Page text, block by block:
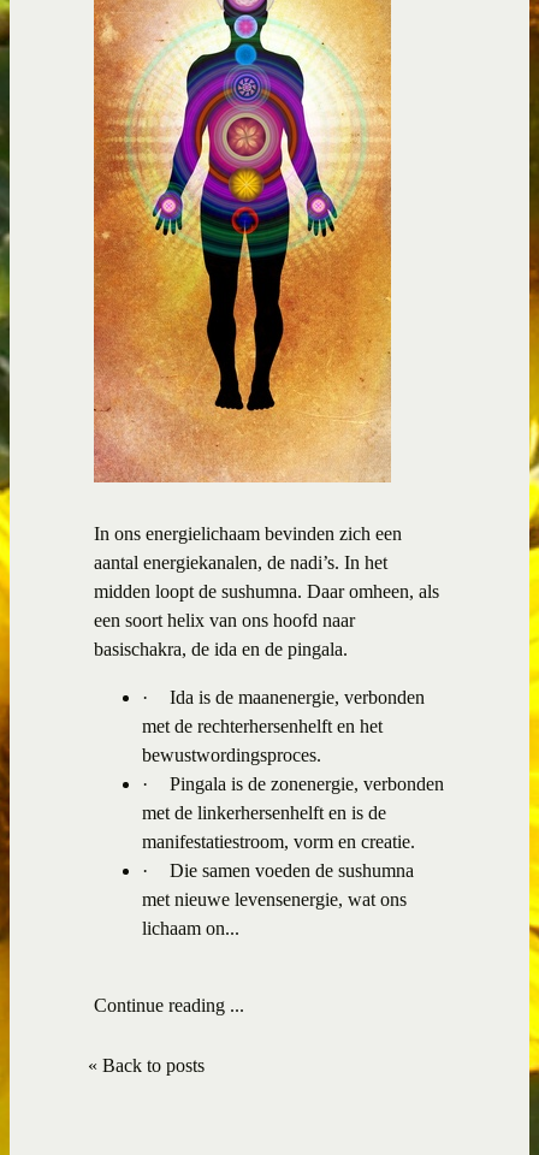
In ons energielichaam bevinden zich een
aantal energiekanalen, de nadi’s. In het
midden loopt de sushumna. Daar omheen, als
een soort helix van ons hoofd naar
basischakra, de ida en de pingala.
·
Ida is de maanenergie, verbonden
met de rechterhersenhelft en het
bewustwordingsproces.
·
Pingala is de zonenergie, verbonden
met de linkerhersenhelft en is de
manifestatiestroom, vorm en creatie.
·
Die samen voeden de sushumna
met nieuwe levensenergie, wat ons
lichaam on...
Continue reading ...
« Back to posts